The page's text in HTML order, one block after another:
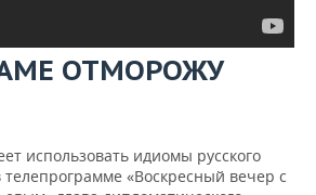
ОТМОРОЖУ
использовать идиомы русского
«Воскресный вечер с